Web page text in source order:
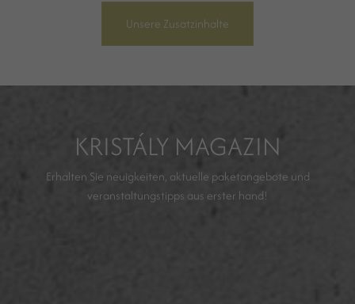
Unsere Zusatzinhalte
KRISTÁLY MAGAZIN
Erhalten Sie neuigkeiten, aktuelle paketangebote und
veranstaltungstipps aus erster hand!